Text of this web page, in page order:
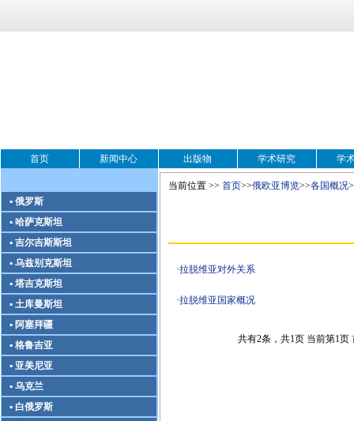
首页 新闻中心 出版物 学术研究 学
▪ 俄罗斯
▪ 哈萨克斯坦
▪ 吉尔吉斯斯坦
▪ 乌兹别克斯坦
▪ 塔吉克斯坦
▪ 土库曼斯坦
▪ 阿塞拜疆
▪ 格鲁吉亚
▪ 亚美尼亚
▪ 乌克兰
▪ 白俄罗斯
当前位置 >> 首页>>俄欧亚博览>>各国概况
·拉脱维亚对外关系
·拉脱维亚国家概况
共有2条，共1页 当前第1页